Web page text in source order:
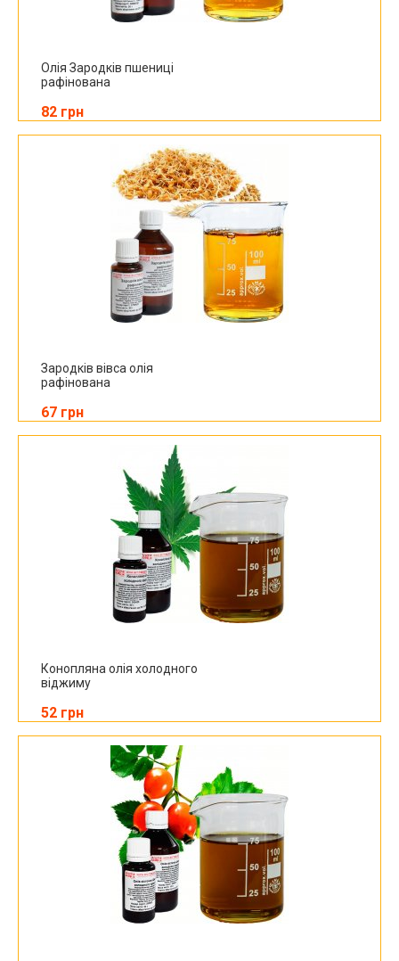
Олія Зародків пшениці
рафінована
82 грн
Зародків вівса олія
рафінована
67 грн
Конопляна олія холодного
віджиму
52 грн